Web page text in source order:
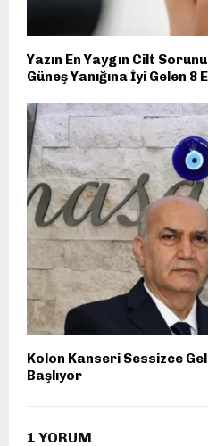
Yazın En Yaygın Cilt
Güneş Yanığına İyi Gelen 8
Kolon Kanseri Sessizce
Başlıyor
1 YORUM